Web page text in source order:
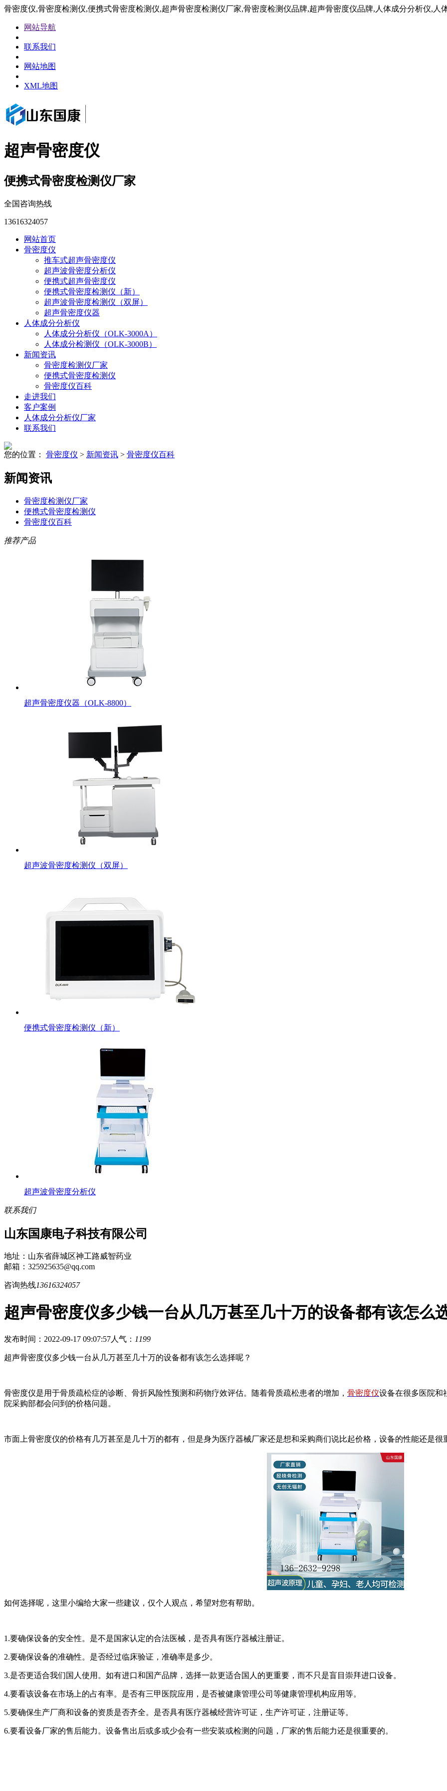
骨密度仪,骨密度检测仪,便携式骨密度检测仪,超声骨密度检测仪厂家,骨密度检测仪品牌,超声骨密度仪品牌,人体成分分析仪,人
网站导航
联系我们
网站地图
XML地图
超声骨密度仪
便携式骨密度检测仪厂家
全国咨询热线
13616324057
网站首页
骨密度仪
推车式超声骨密度仪
超声波骨密度分析仪
便携式超声骨密度仪
便携式骨密度检测仪（新）
超声波骨密度检测仪（双屏）
超声骨密度仪器
人体成分分析仪
人体成分分析仪（OLK-3000A）
人体成分检测仪（OLK-3000B）
新闻资讯
骨密度检测仪厂家
便携式骨密度检测仪
骨密度仪百科
走进我们
客户案例
人体成分分析仪厂家
联系我们
您的位置： 骨密度仪 > 新闻资讯 > 骨密度仪百科
新闻资讯
骨密度检测仪厂家
便携式骨密度检测仪
骨密度仪百科
推荐产品
超声骨密度仪器（OLK-8800）
超声波骨密度检测仪（双屏）
便携式骨密度检测仪（新）
超声波骨密度分析仪
联系我们
山东国康电子科技有限公司
地址：山东省薛城区神工路威智药业
邮箱：325925635@qq.com
咨询热线13616324057
超声骨密度仪多少钱一台从几万甚至几十万的设备都有该怎么
发布时间：2022-09-17 09:07:57人气： 1199
超声骨密度仪多少钱一台从几万甚至几十万的设备都有该怎么选择呢？
骨密度仪是用于骨质疏松症的诊断、骨折风险性预测和药物疗效评估。随着骨质疏松患者的增加， 骨密度仪设备在很多医院和
院采购部都会问到的价格问题。
市面上骨密度仪的价格有几万甚至是几十万的都有，但是身为医疗器械厂家还是想和采购商们说比起价格，设备的性能还是很
如何选择呢，这里小编给大家一些建议，仅个人观点，希望对您有帮助。
1.要确保设备的安全性。是不是国家认定的合法医械，是否具有医疗器械注册证。
2.要确保设备的准确性。是否经过临床验证，准确率是多少。
3.是否更适合我们国人使用。如有进口和国产品牌，选择一款更适合国人的更重要，而不只是盲目崇拜进口设备。
4.要看该设备在市场上的占有率。是否有三甲医院应用，是否被健康管理公司等健康管理机构应用等。
5.要确保生产厂商和设备的资质是否齐全。是否具有医疗器械经营许可证，生产许可证，注册证等。
6.要看设备厂家的售后能力。设备售出后或多或少会有一些安装或检测的问题，厂家的售后能力还是很重要的。